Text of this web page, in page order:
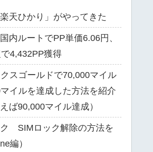
天ひかり」がやってきた
内ルートでPP単価6.06円、
4,432PP獲得
スゴールドで70,000マイル
イルを達成した方法を紹介
ば90,000マイル達成）
SIMロック解除の方法を
編）